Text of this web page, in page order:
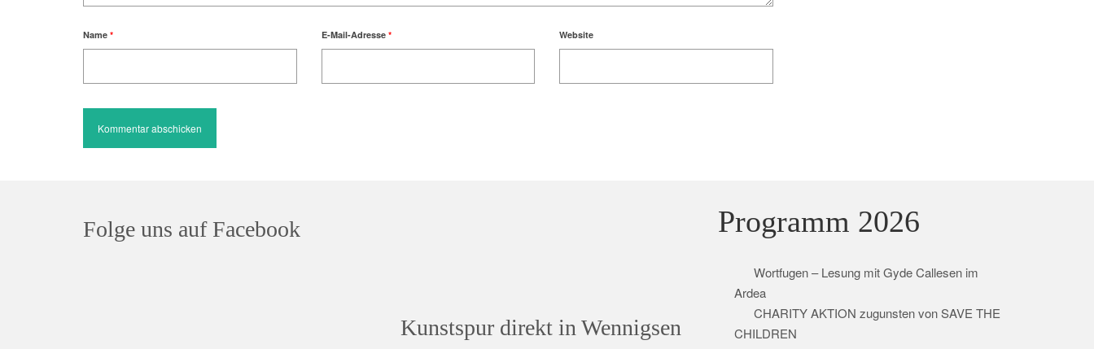
Name * E-Mail-Adresse * Website
Folge uns auf Facebook
Kunstspur direkt in Wennigsen
Programm 2026
Wortfugen – Lesung mit Gyde Callesen im
Ardea
CHARITY AKTION zugunsten von SAVE THE
CHILDREN